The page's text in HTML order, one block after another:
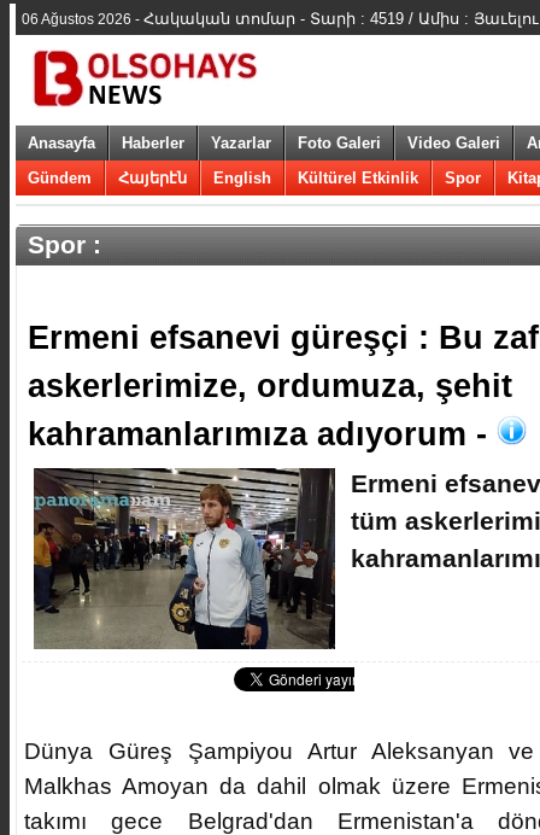
06 Ağustos 2026 - Հակական տոմար - Տարի : 4519 / Ամիս :
Anasayfa Haberler Yazarlar Foto Galeri Video Galeri
Gündem
Հայերէն English Kültürel Etkinlik Spor
Spor :
​Ermeni efsanevi güreşçi : Bu
askerlerimize, ordumuza, şehit
kahramanlarımıza adıyorum -
​Ermeni
tüm
Dünya Güreş Şampiyou Artur Aleksanyan
Malkhas Amoyan da dahil olmak üzere
takımı gece Belgrad'dan Ermenistan'a